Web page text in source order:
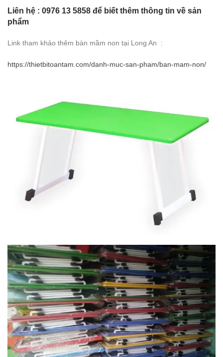
Liên hệ : 0976 13 5858 để biết thêm thông tin về sản
phẩm
Link tham khảo thêm bàn mầm non tại Long An :
https://thietbitoantam.com/danh-muc-san-pham/ban-mam-non/